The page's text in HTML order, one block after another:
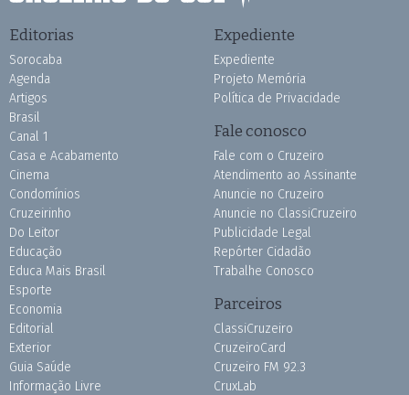
Editorias
Sorocaba
Agenda
Artigos
Brasil
Canal 1
Casa e Acabamento
Cinema
Condomínios
Cruzeirinho
Do Leitor
Educação
Educa Mais Brasil
Esporte
Economia
Editorial
Exterior
Guia Saúde
Informação Livre
Expediente
Expediente
Projeto Memória
Política de Privacidade
Fale conosco
Fale com o Cruzeiro
Atendimento ao Assinante
Anuncie no Cruzeiro
Anuncie no ClassiCruzeiro
Publicidade Legal
Repórter Cidadão
Trabalhe Conosco
Parceiros
ClassiCruzeiro
CruzeiroCard
Cruzeiro FM 92.3
CruxLab